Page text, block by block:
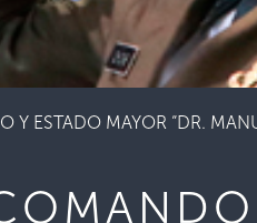
Y ESTADO MAYOR “DR.